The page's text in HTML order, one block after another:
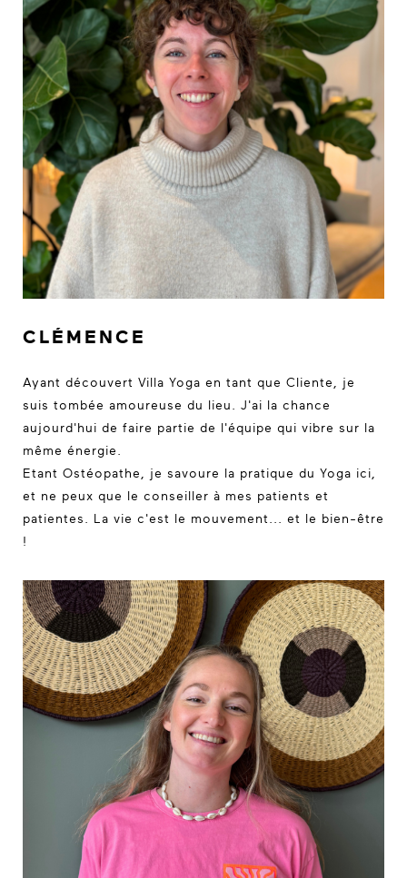
CLÉMENCE
Ayant découvert Villa Yoga en tant que Cliente, je
suis tombée amoureuse du lieu. J'ai la chance
aujourd'hui de faire partie de l'équipe qui vibre sur la
même énergie.
Etant Ostéopathe, je savoure la pratique du Yoga ici,
et ne peux que le conseiller à mes patients et
patientes. La vie c'est le mouvement... et le bien-être
!